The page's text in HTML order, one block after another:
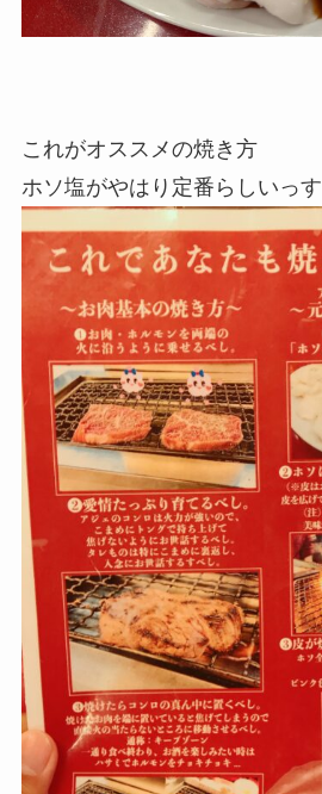
これがオススメの焼き方
ホソ塩がやはり定番らしいっす